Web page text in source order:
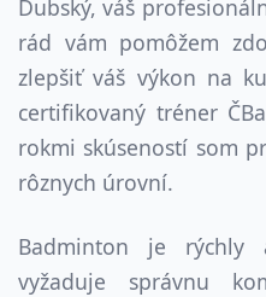
Dubský, váš
rád vám pomôžem
zlepšiť váš výkon na
certifikovaný tréner
rokmi skúseností som
rôznych úrovní.
Badminton je rýchly
vyžaduje správnu